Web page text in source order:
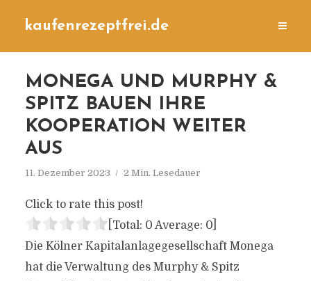
kaufenrezeptfrei.de
MONEGA UND MURPHY &
SPITZ BAUEN IHRE
KOOPERATION WEITER
AUS
11. Dezember 2023 2 Min. Lesedauer
Click to rate this post!
[Total: 0 Average: 0]
Die Kölner Kapitalanlagegesellschaft Monega
hat die Verwaltung des Murphy & Spitz